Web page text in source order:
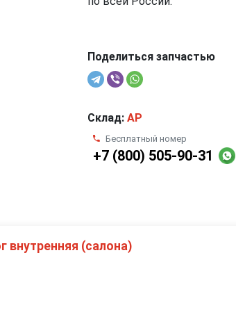
Поделиться запчастью
Склад: AP
Бесплатный номер
+7 (800) 505-90-31
внутренняя (салона)